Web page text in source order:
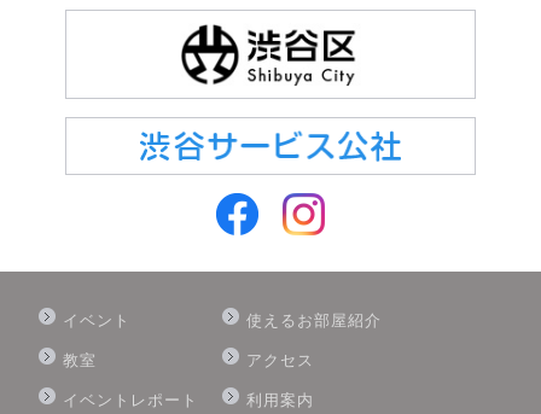
イベント
教室
イベントレポート
使えるお部屋紹介
アクセス
利用案内